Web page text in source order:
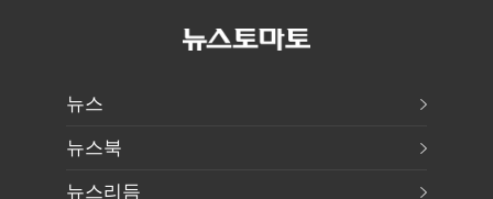
뉴스
뉴스북
뉴스리듬